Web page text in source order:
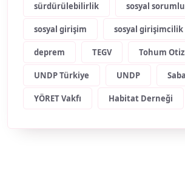
sürdürülebilirlik sosyal
sosyal girişim sosyal girişimcilik
deprem TEGV Tohum
UNDP Türkiye UNDP
YÖRET Vakfı Habitat Derneği